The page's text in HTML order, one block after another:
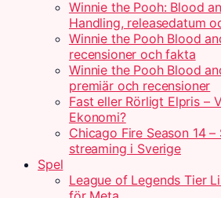
Winnie the Pooh: Blood
Handling, releasedatum
Winnie the Pooh Blood
recensioner och fakta
Winnie the Pooh Blood
premiär och recensioner
Fast eller Rörligt Elpris –
Ekonomi?
Chicago Fire Season 14
streaming i Sverige
Spel
League of Legends Tier